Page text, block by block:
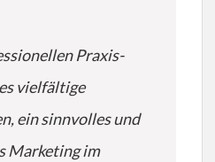
Praxis-
vielfältige
ein sinnvolles und
Marketing im